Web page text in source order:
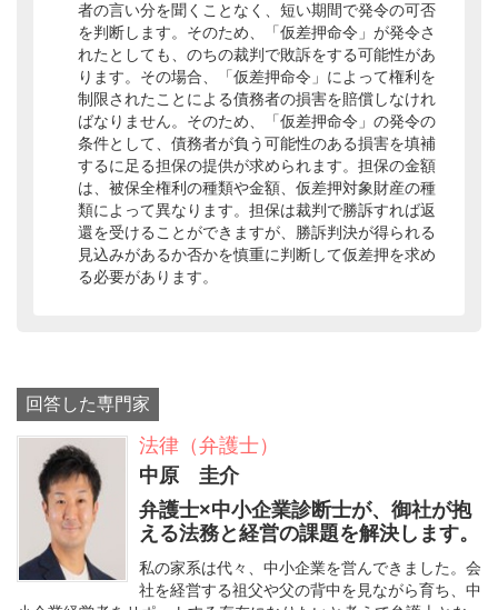
者の言い分を聞くことなく、短い期間で発令の可否
を判断します。そのため、「仮差押命令」が発令さ
れたとしても、のちの裁判で敗訴をする可能性があ
ります。その場合、「仮差押命令」によって権利を
制限されたことによる債務者の損害を賠償しなけれ
ばなりません。そのため、「仮差押命令」の発令の
条件として、債務者が負う可能性のある損害を填補
するに足る担保の提供が求められます。担保の金額
は、被保全権利の種類や金額、仮差押対象財産の種
類によって異なります。担保は裁判で勝訴すれば返
還を受けることができますが、勝訴判決が得られる
見込みがあるか否かを慎重に判断して仮差押を求め
る必要があります。
回答した専門家
法律（弁護士）
中原 圭介
弁護士×中小企業診断士が、御社が抱
える法務と経営の課題を解決します。
私の家系は代々、中小企業を営んできました。会
社を経営する祖父や父の背中を見ながら育ち、中